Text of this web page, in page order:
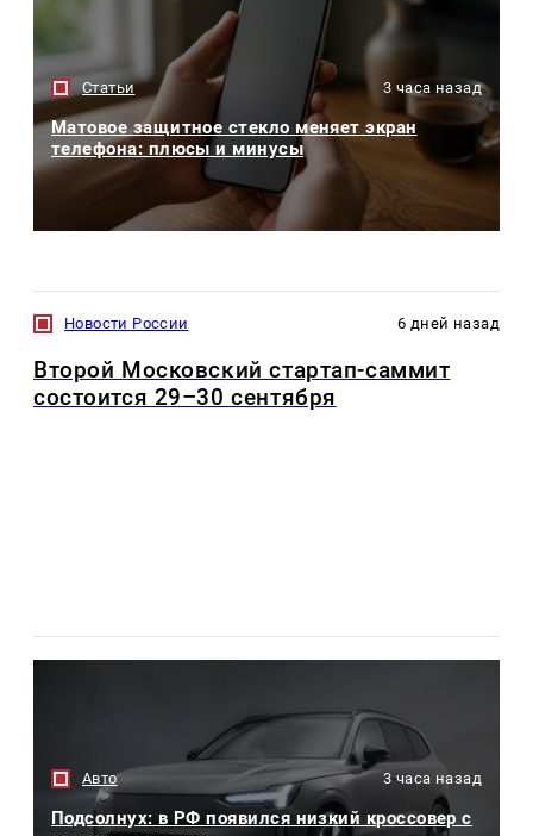
Статьи 3 часа назад
Матовое защитное стекло меняет экран
телефона: плюсы и минусы
Новости России 6 дней назад
Второй Московский стартап-саммит
состоится 29–30 сентября
Авто 3 часа назад
Подсолнух: в РФ появился низкий кроссовер с